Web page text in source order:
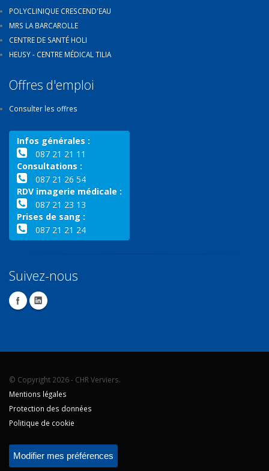
POLYCLINIQUE CRESCEND'EAU
MRS LA BARCAROLLE
CENTRE DE SANTÉ HOLI
HEUSY - CENTRE MÉDICAL TILIA
Offres d'emploi
Consulter les offres
Infos générales :
087 21 21 11
Consultations :
087 21 26 54
RDV imagerie médicale :
087 21 23 13
Prises de sang :
087 21 21 24
Suivez-nous
© Copyright 2026 - CHR Verviers.
Mentions légales
Protection des données
Politique de cookie
Modifier mes préférences